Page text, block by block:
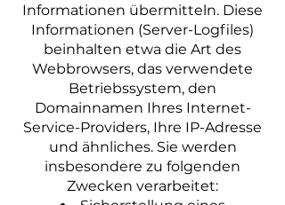
Informationen übermitteln. Diese
Informationen (Server-Logfiles)
beinhalten etwa die Art des
Webbrowsers, das verwendete
Betriebssystem, den
Domainnamen Ihres Internet-
Service-Providers, Ihre IP-Adresse
und ähnliches. Sie werden
insbesondere zu folgenden
Zwecken verarbeitet: